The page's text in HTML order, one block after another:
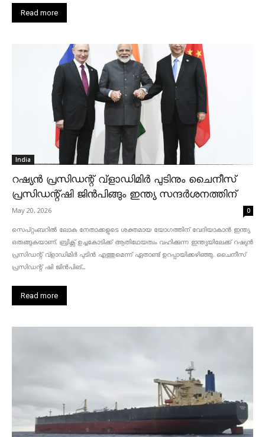
Read more
India
റഷ്യൻ പ്രസിഡന്റ് വ്‌ളാഡിമിർ പുടിനും ചൈനീസ്
പ്രസിഡന്റ്ഷി ജിൻപിങ്ങും ഇന്ത്യ സന്ദർശനത്തിന്
May 20, 2026 0
സെപ്റ്റംബറിൽ ലോക നേതാക്കളുടെ ശക്തമായ യോഗത്തിന് വേദിയാകാൻ ഇന്ത്യ
ഒരുങ്ങുകയാണ്. ബ്രിക്സ് ഉച്ചകോടിക്ക് ആതിഥേയത്വം വഹിക്കുന്ന ഇന്ത്യയിലേക്ക് റഷ്യൻ
പ്രസിഡന്റ് വ്‌ളാഡിമിർ പുടിൻ എത്തുമെന്ന് ഏതാണ്ട് ഉറപ്പായിക്കഴിഞ്ഞു. ചൈനീസ്
പ്രസിഡന്റ് ഷി ജിൻപിങ്...
Read more